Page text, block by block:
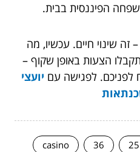
הפיננסית בבית.
שינוי חיים. עכשיו, מה
הצעות באופן שקוף –
לפניכם. לפגישה עם יועצי
25
36
casino